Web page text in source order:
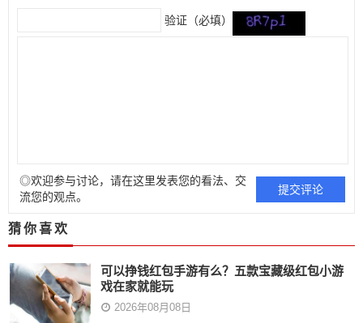
验证（必填）
◎欢迎参与讨论，请在这里发表您的看法、交
流您的观点。
猜你喜欢
可以挣钱红包手游有么？五款宝藏级红包小游
戏在家就能玩
2026年08月08日